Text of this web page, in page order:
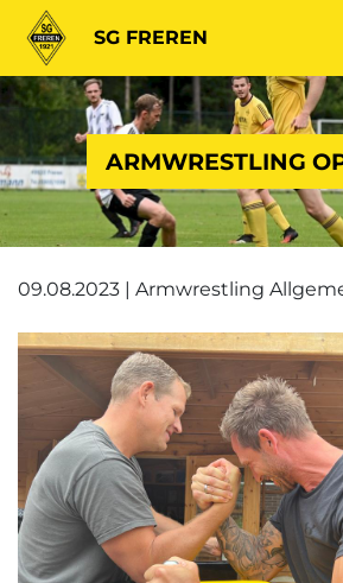
SG FREREN
ARMWRESTLING
09.08.2023 | Armwrestling